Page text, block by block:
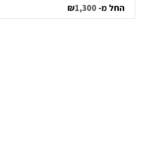
החל מ- ₪1,300